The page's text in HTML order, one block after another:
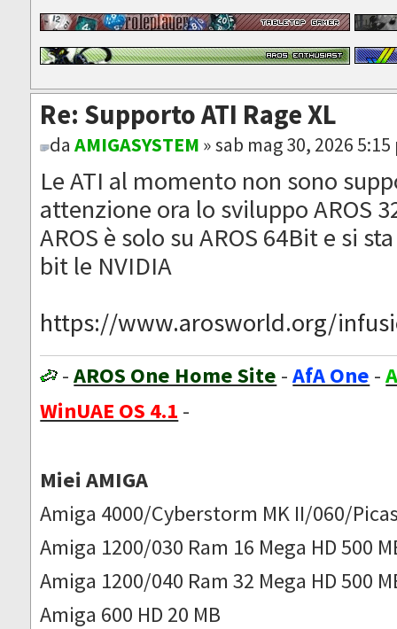
Re: Supporto ATI Rage XL
daAMIGASYSTEM » sab mag 30, 2026
Le ATI al momento non sono
attenzione ora lo sviluppo AROS
AROS è solo su AROS 64Bit e si
bit le NVIDIA
https://www.arosworld.org/
-AROS One Home Site -AfA One -
WinUAE OS 4.1 -
Miei AMIGA
Amiga 4000/Cyberstorm MK II/060/
Amiga 1200/030 Ram 16 Mega HD 500
Amiga 1200/040 Ram 32 Mega HD 500
Amiga 600 HD 20 MB